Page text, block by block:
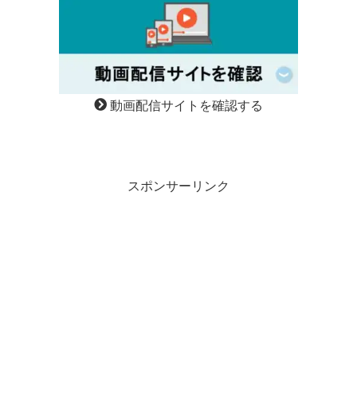
動画配信サイトを確認する
スポンサーリンク